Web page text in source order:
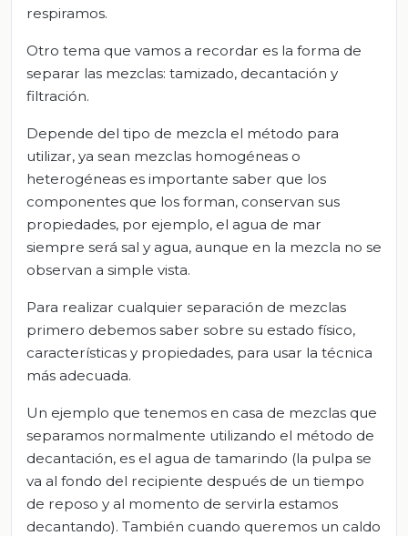
respiramos.
Otro tema que vamos a recordar es la forma de
separar las mezclas: tamizado, decantación y
filtración.
Depende del tipo de mezcla el método para
utilizar, ya sean mezclas homogéneas o
heterogéneas es importante saber que los
componentes que los forman, conservan sus
propiedades, por ejemplo, el agua de mar
siempre será sal y agua, aunque en la mezcla no se
observan a simple vista.
Para realizar cualquier separación de mezclas
primero debemos saber sobre su estado físico,
características y propiedades, para usar la técnica
más adecuada.
Un ejemplo que tenemos en casa de mezclas que
separamos normalmente utilizando el método de
decantación, es el agua de tamarindo (la pulpa se
va al fondo del recipiente después de un tiempo
de reposo y al momento de servirla estamos
decantando). También cuando queremos un caldo